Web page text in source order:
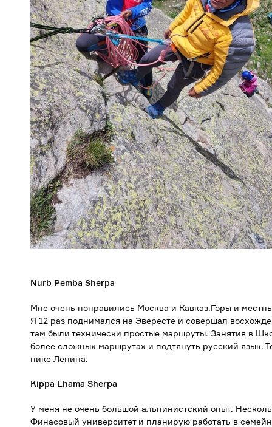
Nurb Pemba Sherpa
Мне очень понравились Москва и Кавказ.Горы и
Я 12 раз поднимался на Эвересте и совершал
там были технически простые маршруты. Занятия в
более сложных маршрутах и подтянуть русский язык.
пике Ленина.
Kippa Lhama Sherpa
У меня не очень большой альпинистский опыт.
Финасовый университет и планирую работать в